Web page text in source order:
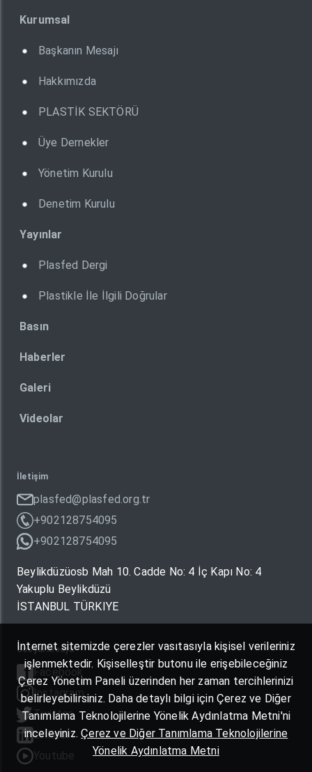
Kurumsal
Başkanın Mesajı
Hakkımızda
PLASTİK SEKTÖRÜ
Üye Dernekler
Yönetim Kurulu
Denetim Kurulu
Yayınlar
Plasfed Dergi
Plastikle İle İlgili Doğrular
Basın
Haberler
Galeri
Videolar
İletişim
plasfed@plasfed.org.tr
+902128754095
+902128754095
Beylikdüzüosb Mah 10. Cadde No: 4 İç Kapı No: 4
Yakuplu Beylikdüzü
İSTANBUL TÜRKIYE
Sosyal Medya
Facebook
Instagram
Twitter
Linkedin
Youtube
İnternet sitemizde çerezler vasıtasıyla kişisel verileriniz
işlenmektedir. Kişiselleştir butonu ile erişebileceğiniz
Çerez Yönetim Paneli üzerinden her zaman tercihlerinizi
belirleyebilirsiniz. Daha detaylı bilgi için Çerez ve Diğer
Tanımlama Teknolojilerine Yönelik Aydınlatma Metni'ni
inceleyiniz.Çerez ve Diğer Tanımlama Teknolojilerine
Yönelik Aydınlatma Metni